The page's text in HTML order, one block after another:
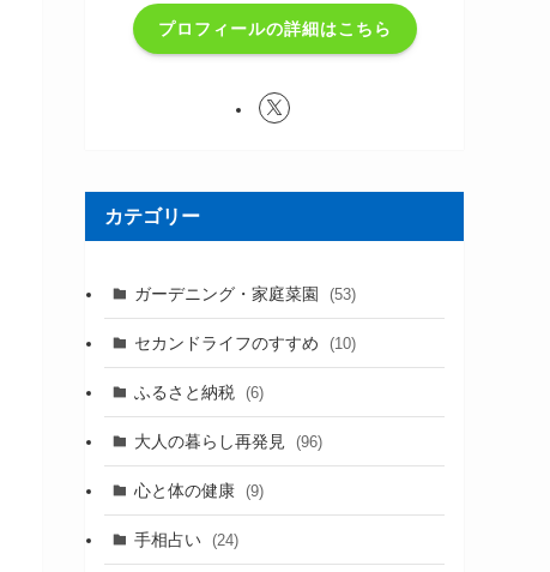
プロフィールの詳細はこちら
カテゴリー
ガーデニング・家庭菜園 (53)
セカンドライフのすすめ (10)
ふるさと納税 (6)
大人の暮らし再発見 (96)
心と体の健康 (9)
手相占い (24)